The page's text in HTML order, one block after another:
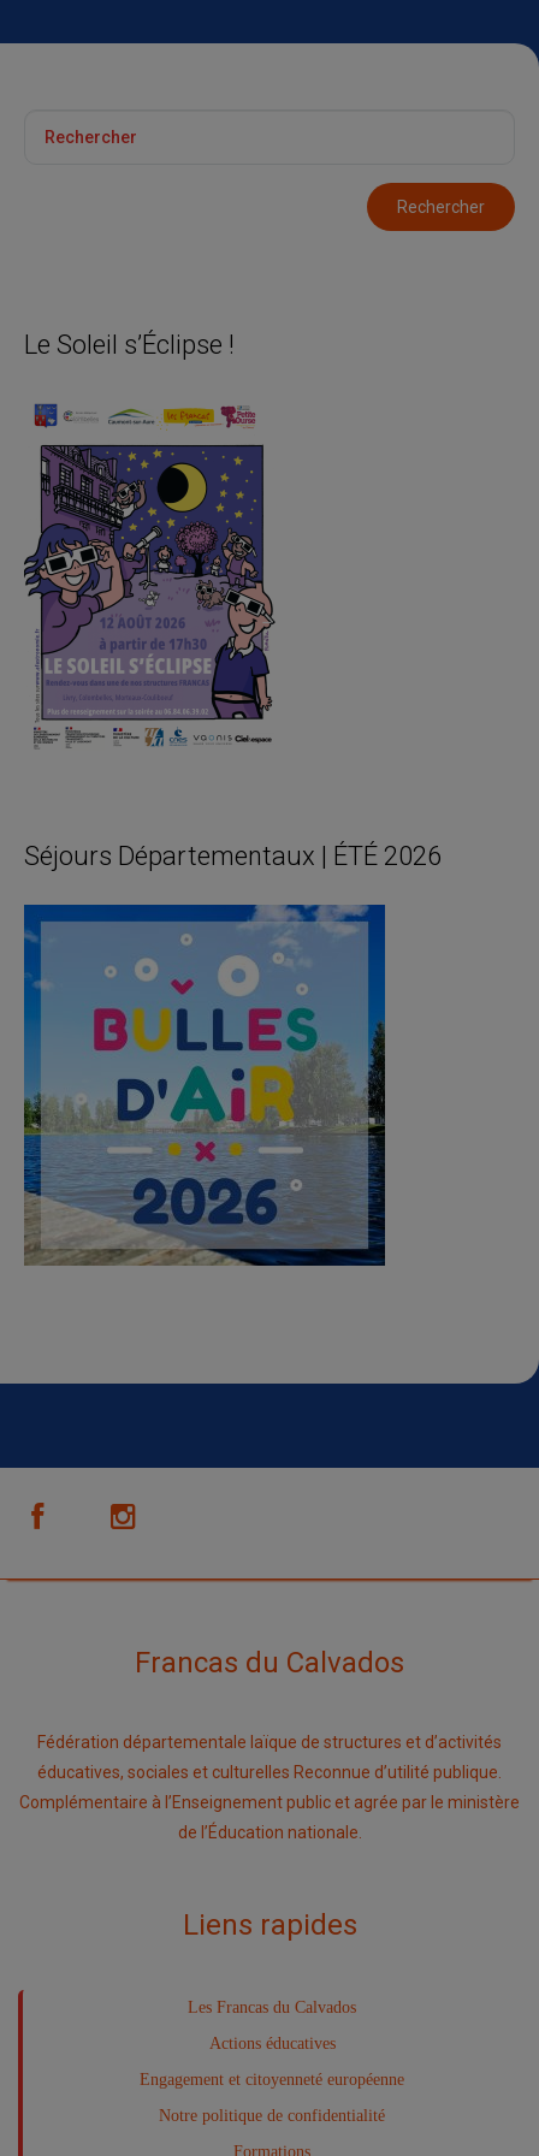
Le Soleil s’Éclipse !
Séjours Départementaux | ÉTÉ 2026
Francas du Calvados
Fédération départementale laïque de structures et d’activités
éducatives, sociales et culturelles Reconnue d’utilité publique.
Complémentaire à l’Enseignement public et agrée par le ministère
de l’Éducation nationale.
Liens rapides
Les Francas du Calvados
Actions éducatives
Engagement et citoyenneté européenne
Notre politique de confidentialité
Formations